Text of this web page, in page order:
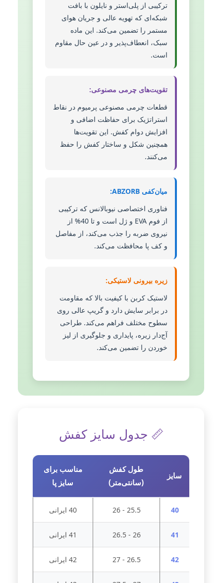
ترکیبی از پلی‌استر و نایلون با بافت
شبکه‌ای که تهویه عالی و جریان هوای
مستمر را تضمین می‌کند. این ماده
سبک، انعطاف‌پذیر و در عین حال مقاوم
است.
تقویت‌های چرمی مصنوعی:
قطعات چرمی مصنوعی پرمیوم در نقاط
استراتژیک برای حفاظت اضافی و
افزایش دوام کفش. این تقویت‌ها
همچنین شکل و ساختار کفش را حفظ
می‌کنند.
میان‌کفی ABZORB:
فناوری اختصاصی نیوبالانس که ترکیبی
از فوم EVA و ژل است و تا 40% از
نیروی ضربه را جذب می‌کند، از مفاصل
و کف پا محافظت می‌کند.
زیره بیرونی لاستیکی:
لاستیک کربن با کیفیت بالا که مقاومت
در برابر سایش دارد و گریپ عالی روی
سطوح مختلف فراهم می‌کند. طراحی
آج‌دار زیره، پایداری و جلوگیری از لیز
خوردن را تضمین می‌کند.
📏 جدول سایز کفش
سایز
طول کفش
(سانتی‌متر)
مناسب برای
سایز پا
40
25.5 - 26 40 ایرانی
41
26 - 26.5 41 ایرانی
42
26.5 - 27 42 ایرانی